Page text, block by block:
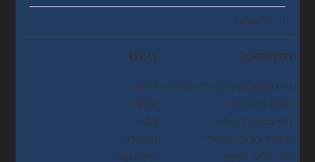
ניווט
ראשי
אודות
בלוג
תקשורת
יצירת קשר
תחומים
גיוס משאבים ציבוריים: תמיכות
טיפול במכרזים
דיני עמותות וחל"צ
משפט ציבורי ומינהלי
ליווי הליכי חקיקה
לינקדאין